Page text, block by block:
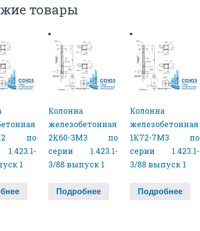
товары
по
1
Колонна
железобетонная
2К60-3М3 по
серии 1.423.1-
3/88 выпуск 1
Подробнее
Колонна
железобетонная
1К72-7М3 по
серии 1.423.1-
3/88 выпуск 1
Подробнее